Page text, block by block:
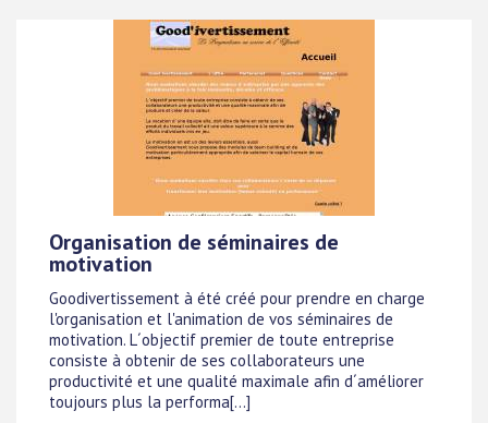
Organisation de séminaires de
motivation
Goodivertissement à été créé pour prendre en charge
l'organisation et l'animation de vos séminaires de
motivation. L´objectif premier de toute entreprise
consiste à obtenir de ses collaborateurs une
productivité et une qualité maximale afin d´améliorer
toujours plus la performa[...]